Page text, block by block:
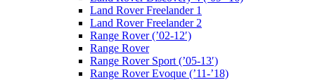
Land Rover Freelander 1
Land Rover Freelander 2
Range Rover (’02-12′)
Range Rover
Range Rover Sport (’05-13′)
Range Rover Evoque (’11-’18)